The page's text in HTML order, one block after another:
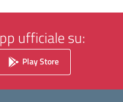
ufficiale su:
Play Store